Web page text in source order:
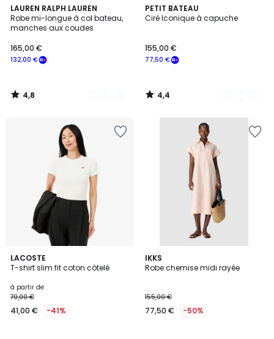
LAUREN RALPH LAUREN
Robe mi-longue à col bateau,
manches aux coudes
132,00 €
165,00 €
4,8
/ 5
2
Couleurs
4,8
/
PETIT BATEAU
Ciré Iconique à capuche
77,50 €
155,00 €
4,4
/ 5
3
Couleurs
4,4
/
LACOSTE
T-shirt slim fit coton côtelé
à partir de
70,00 €
41,00 € -41%
4
/
9
Couleurs
IKKS
Robe chemise midi rayée
155,00 €
77,50 € -50%